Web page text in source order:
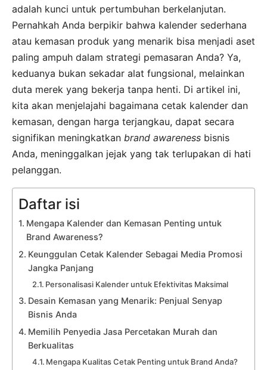
adalah kunci untuk pertumbuhan berkelanjutan.
Pernahkah Anda berpikir bahwa kalender sederhana
atau kemasan produk yang menarik bisa menjadi aset
paling ampuh dalam strategi pemasaran Anda? Ya,
keduanya bukan sekadar alat fungsional, melainkan
duta merek yang bekerja tanpa henti. Di artikel ini,
kita akan menjelajahi bagaimana cetak kalender dan
kemasan, dengan harga terjangkau, dapat secara
signifikan meningkatkan brand awareness bisnis
Anda, meninggalkan jejak yang tak terlupakan di hati
pelanggan.
Daftar isi
Mengapa Kalender dan Kemasan Penting untuk
Brand Awareness?
Keunggulan Cetak Kalender Sebagai Media Promosi
Jangka Panjang
Personalisasi Kalender untuk Efektivitas Maksimal
Desain Kemasan yang Menarik: Penjual Senyap
Bisnis Anda
Memilih Penyedia Jasa Percetakan Murah dan
Berkualitas
Mengapa Kualitas Cetak Penting untuk Brand Anda?